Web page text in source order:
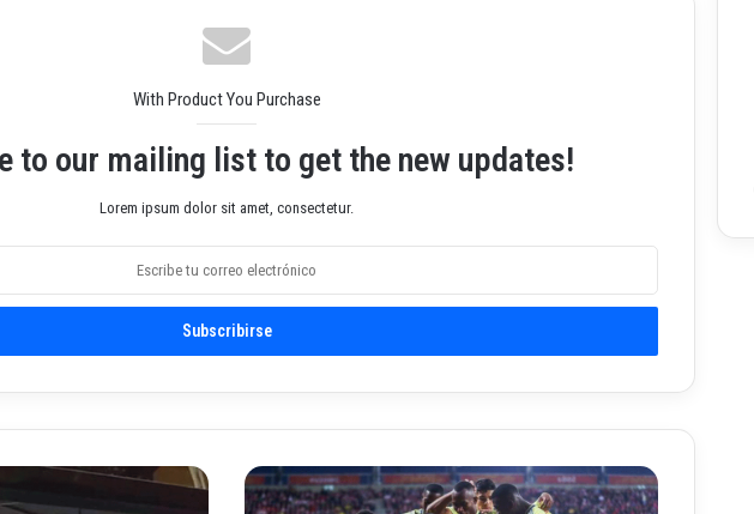
With Product You Purchase
to our mailing list to get the new updates!
Lorem ipsum dolor sit amet, consectetur.
C
o